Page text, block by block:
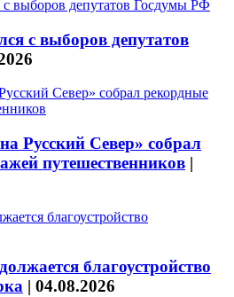
с выборов депутатов
Русский Север» собрал
путешественников |
благоустройство
| 04.08.2026